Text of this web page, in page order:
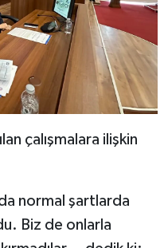
çalışmalara ilişkin
normal şartlarda
Biz de onlarla